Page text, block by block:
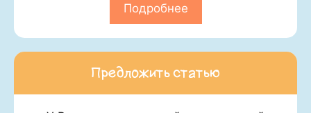
Подробнее
Предложить статью